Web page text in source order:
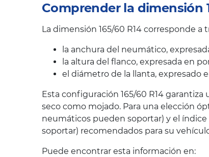
Comprender la dimensión
La dimensión 165/60 R14 corresponde
la anchura del neumático,
la altura del flanco, expresada en
el diámetro de la llanta, expresado
Esta configuración 165/60 R14
seco como mojado. Para una elección
neumáticos pueden soportar) y el
soportar) recomendados para su
Puede encontrar esta información en: